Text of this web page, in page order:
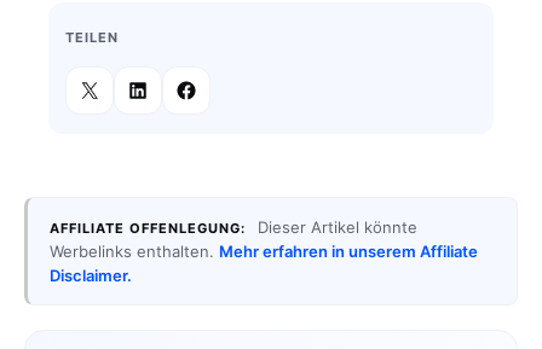
TEILEN
AFFILIATE OFFENLEGUNG:
Dieser Artikel könnte
Werbelinks enthalten. Mehr erfahren in unserem Affiliate
Disclaimer.